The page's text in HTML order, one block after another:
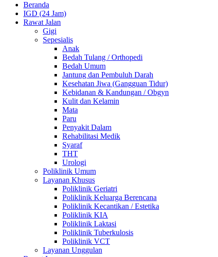
Beranda
IGD (24 Jam)
Rawat Jalan
Gigi
Sepesialis
Anak
Bedah Tulang / Orthopedi
Bedah Umum
Jantung dan Pembuluh Darah
Kesehatan Jiwa (Gangguan Tidur)
Kebidanan & Kandungan / Obgyn
Kulit dan Kelamin
Mata
Paru
Penyakit Dalam
Rehabilitasi Medik
Syaraf
THT
Urologi
Poliklinik Umum
Layanan Khusus
Poliklinik Geriatri
Poliklinik Keluarga Berencana
Poliklinik Kecantikan / Estetika
Poliklinik KIA
Poliklinik Laktasi
Poliklinik Tuberkulosis
Poliklinik VCT
Layanan Unggulan